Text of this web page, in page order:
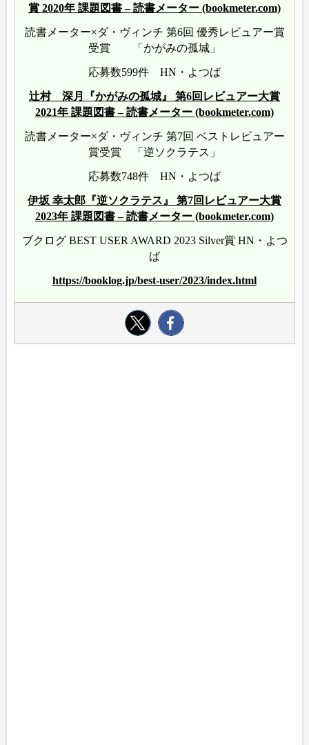
賞 2020年 課題図書 – 読書メーター (bookmeter.com)
読書メーター×ダ・ヴィンチ 第6回 優秀レビュアー賞
受賞 「かがみの孤城」
応募数599件 HN・よつば
辻村 深月『かがみの孤城』 第6回レビュアー大賞
2021年 課題図書 – 読書メーター (bookmeter.com)
読書メーター×ダ・ヴィンチ 第7回 ベストレビュアー
賞受賞 「逆ソクラテス」
応募数748件 HN・よつば
伊坂 幸太郎『逆ソクラテス』 第7回レビュアー大賞
2023年 課題図書 – 読書メーター (bookmeter.com)
ブクログ BEST USER AWARD 2023 Silver賞 HN・よつ
ば
https://booklog.jp/best-user/2023/index.html